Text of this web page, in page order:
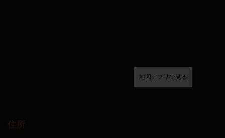
地図アプリで見る
住所